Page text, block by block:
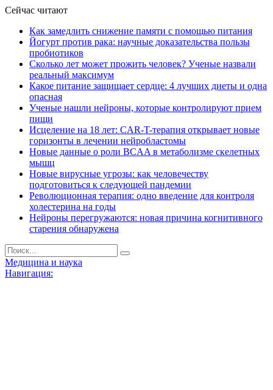
Сейчас читают
Как замедлить снижение памяти с помощью питания
Йогурт против рака: научные доказательства пользы
пробиотиков
Сколько лет может прожить человек? Ученые назвали
реальный максимум
Какое питание защищает сердце: 4 лучших диеты и одна
опасная
Ученые нашли нейроны, которые контролируют прием
пищи
Исцеление на 18 лет: CAR-T-терапия открывает новые
горизонты в лечении нейробластомы
Новые данные о роли BCAA в метаболизме скелетных
мышц
Новые вирусные угрозы: как человечеству
подготовиться к следующей пандемии
Революционная терапия: одно введение для контроля
холестерина на годы
Нейроны перегружаются: новая причина когнитивного
старения обнаружена
Медицина и наука
Навигация: